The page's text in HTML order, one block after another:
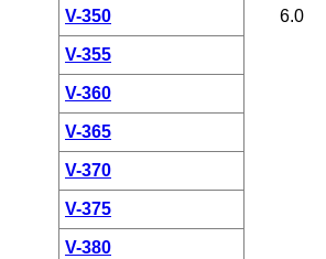
6.0
V-350
V-355
V-360
V-365
V-370
V-375
V-380